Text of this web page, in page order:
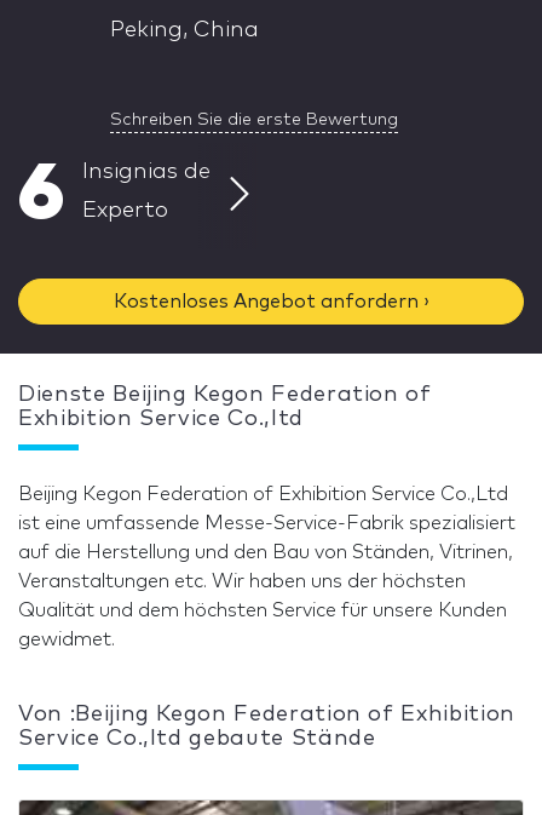
Peking, China
Schreiben Sie die erste Bewertung
6
Insignias de
Experto
Kostenloses Angebot anfordern ›
Dienste Beijing Kegon Federation of
Exhibition Service Co.,ltd
Beijing Kegon Federation of Exhibition Service Co.,Ltd
ist eine umfassende Messe-Service-Fabrik spezialisiert
auf die Herstellung und den Bau von Ständen, Vitrinen,
Veranstaltungen etc. Wir haben uns der höchsten
Qualität und dem höchsten Service für unsere Kunden
gewidmet.
Von :Beijing Kegon Federation of Exhibition
Service Co.,ltd gebaute Stände